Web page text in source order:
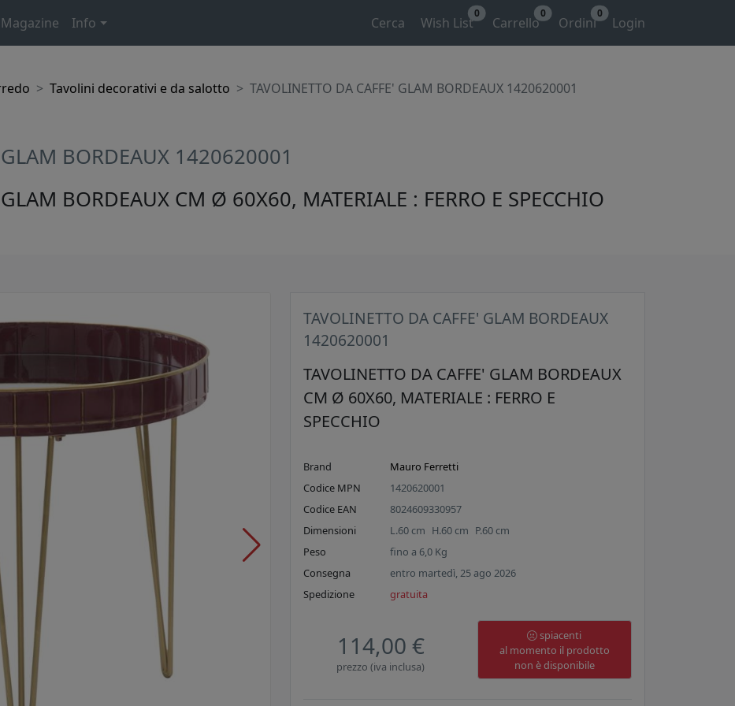
Magazine Info Cerca Wish List
0
Carrello
0
Ordini
0
Login
Tavolini decorativi e da salotto TAVOLINETTO DA CAFFE' GLAM BORDEAUX 1420620001
BORDEAUX 1420620001
BORDEAUX CM Ø 60X60, MATERIALE : FERRO E SPECCHIO
TAVOLINETTO DA CAFFE' GLAM BORDEAUX
1420620001
TAVOLINETTO DA CAFFE' GLAM BORDEAUX
CM Ø 60X60, MATERIALE : FERRO E
SPECCHIO
Brand
Mauro Ferretti
Codice MPN
1420620001
Codice EAN
8024609330957
Dimensioni
L.60 cm H.60 cm P.60 cm
Peso
fino a 6,0 Kg
Consegna
entro martedì, 25 ago 2026
Spedizione
gratuita
114,00 €
prezzo (iva inclusa)
spiacenti
al momento il prodotto
non è disponibile